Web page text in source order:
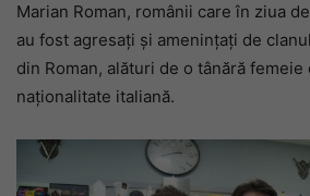
Marian Roman, românii care în ziua
au fost agresați și amenințați de
din Roman, alături de o tânără
naționalitate italiană.